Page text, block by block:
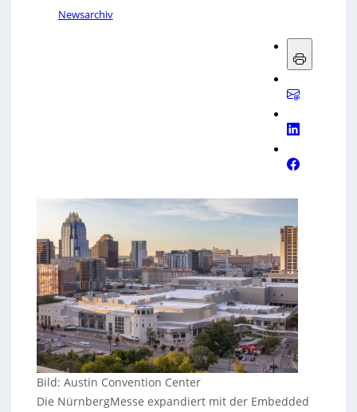
Newsarchiv
Bild: Austin Convention Center
Die NürnbergMesse expandiert mit der Embedded